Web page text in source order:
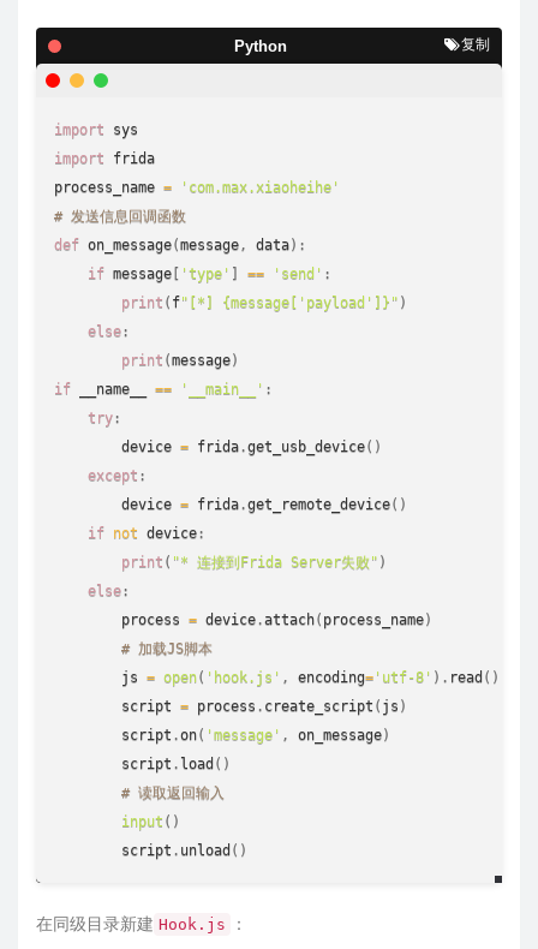
import
sys
import frida
process_name =
'com.max.xiaoheihe'
# 发送信息回调函数
def on_message(message, data) :
if message [ 'type' ] == 'send' :
print ( f"[*] {message['payload']}" )
else:
print (message)
if __name__ == '__main__' :
try:
        device
= frida.get_usb_device( )
except :
        device
= frida.get_remote_device( )
if
not device:
print ( "* 连接到Frida Server失败" )
else:
        process
= device.attach( process_name)
# 加载JS脚本
        js
= open( 'hook.js' , encoding= 'utf-8' ) . read ( )
        script
= process . create_script ( js )
        script
.on( 'message' , on_message)
        script
. load ( )
# 读取返回输入
input ( )
        script
. unload ( )
Python 复制
在同级目录新建 Hook.js ：